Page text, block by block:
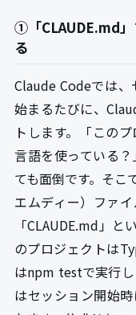
①「CLAUDE.md」
る
Claude Codeでは
始まるたびに、
トします。「この
言語を使っている
ても面倒です。そこ
エムディー）ファ
「CLAUDE.md」
のプロジェクトは
はnpm testで実行
はセッション開始